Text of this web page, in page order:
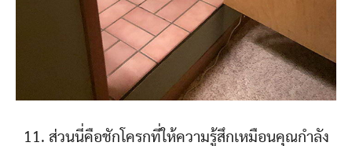
11. ส่วนนี่คือชักโครกที่ให้ความรู้สึกเหมือนคุณกำลัง